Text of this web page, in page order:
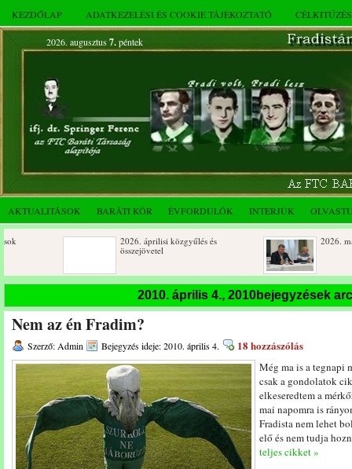
KEZDŐLAP ADATKEZELÉSI ÉS COOKIE TÁJÉKOZTATÓ
2026. augusztus 7.péntek
AKTUALITÁSOK BARÁTI KÖR ÉVFORDULÓK INTERJÚK
2026. áprilisi közgyűlés és
2026. márciusi
Születésnapi koszorúzások
Rendkívüli
novemberi
Az FTC Baráti Kör 2025. októberi
összejövetel
2010. április 4., 2010bejegyzések
Nem az én Fradim?
Szerző: Admin Bejegyzés ideje: 2010. április 4. 18 hozzászólás
Még ma is a tegnapi
csak a gondolatok
elkeseredtem a
mai napomra is
Fradista nem lehet
elő és nem tudja
teljes cikket »